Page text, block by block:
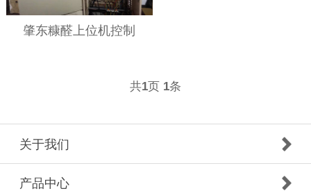
肇东糠醛上位机控制
共1页 1条
关于我们
产品中心